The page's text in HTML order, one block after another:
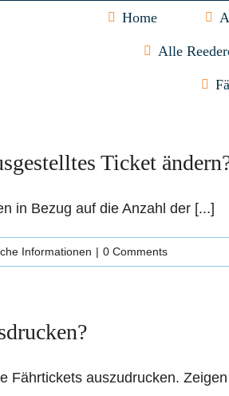
Home
Alle
Ticket
in Bezug auf die Anzahl der [...]
Informationen | 0 Comments
Fährtickets auszudrucken.